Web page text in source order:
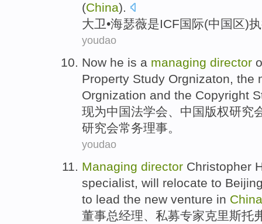
(China).
大卫•海瑟薇是ICF国际(中国区)
youdao
Now he is a managing director
Property Study Orgnizaton, the
Orgnization and the Copyright
现为中国法学会、 中国版权研究
研究会常务理事。
youdao
Managing director Christopher
specialist, will relocate to
to lead the new venture in China
董事总经理、 私募专家克里斯托